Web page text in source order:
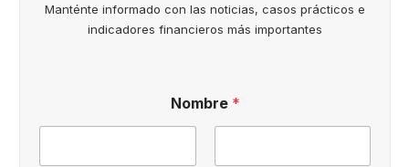
Manténte informado con las noticias, casos prácticos e
indicadores financieros más importantes
Nombre *